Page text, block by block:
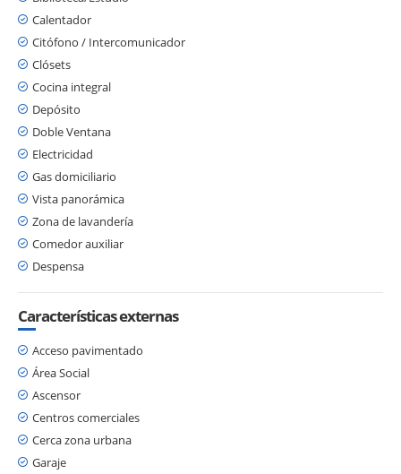
Calentador
Citófono / Intercomunicador
Clósets
Cocina integral
Depósito
Doble Ventana
Electricidad
Gas domiciliario
Vista panorámica
Zona de lavandería
Comedor auxiliar
Despensa
Características externas
Acceso pavimentado
Área Social
Ascensor
Centros comerciales
Cerca zona urbana
Garaje